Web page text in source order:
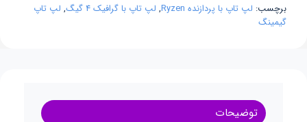
برچسب: لپ تاپ با پردازنده Ryzen , لپ تاپ با گرافیک 4 گیگ , لپ تاپ
گیمینگ
توضیحات